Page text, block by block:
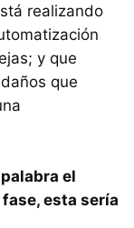
realizando
y que
que
el
esta sería